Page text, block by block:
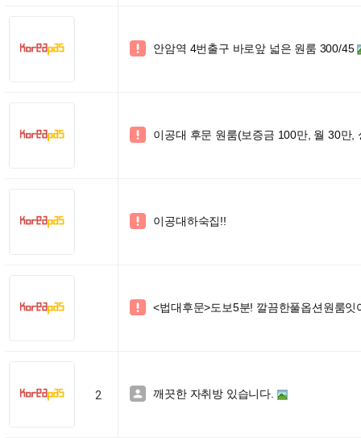
 안암역 4번출구 바로앞 넓은 원룸 300/45
 이공대 후문 원룸(보증금 100만, 월 30만,
 이공대하숙집!!
 <법대후문>도보5분! 깔끔한풀옵션원룸잇
2  깨끗한 자취방 있습니다.